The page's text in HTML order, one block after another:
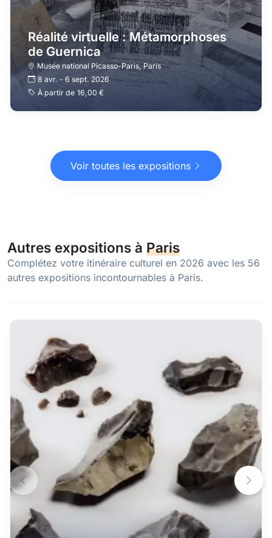
Réalité virtuelle : Métamorphoses
de Guernica
Musée national Picasso-Paris,Paris
8 avr. -6 sept. 2026
À partir de 16,00 €
Voir toutes les expositions
Autres expositions à Paris
Complétez votre itinéraire culturel en 2026 avec les 56
autres expositions incontournables à Paris.